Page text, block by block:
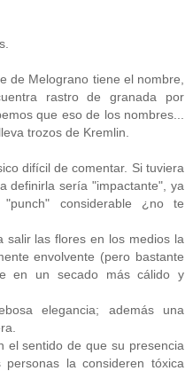
de Melograno tiene el nombre,
rastro de granada por
que eso de los nombres...
trozos de Kremlin.
difícil de comentar. Si tuviera
definirla sería "impactante", ya
considerable ¿no te
salir las flores en los medios la
envolvente (pero bastante
en un secado más cálido y
elegancia; además una
el sentido de que su presencia
la consideren tóxica